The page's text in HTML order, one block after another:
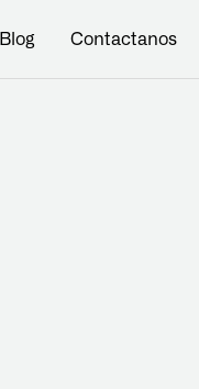
Blog Contactanos